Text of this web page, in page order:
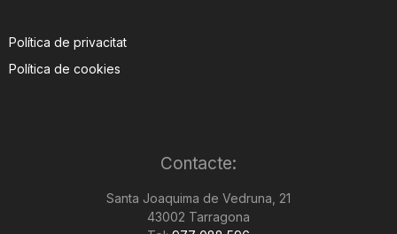
Política de privacitat
Política de cookies
Contacte:
Santa Joaquima de Vedruna, 21
43002 Tarragona